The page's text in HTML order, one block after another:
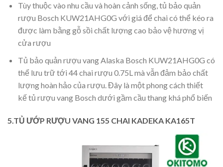
Tùy thuộc vào nhu cầu và hoàn cảnh sống, tủ bảo quản
rượu Bosch KUW21AHG0G với giá để chai có thể kéo ra
được làm bằng gỗ sồi chất lượng cao bảo vệ hương vị
cửa rượu
Tủ bảo quản rượu vang Alaska Bosch KUW21AHG0G có
thể lưu trữ tới 44 chai rượu 0.75L mà vẫn đảm bảo chất
lượng hoàn hảo của rượu. Đây là một phong cách thiết
kế tủ rượu vang Bosch dưới gầm cầu thang khá phổ biến
5.TỦ ƯỚP RƯỢU VANG 155 CHAI KADEKA KA165T